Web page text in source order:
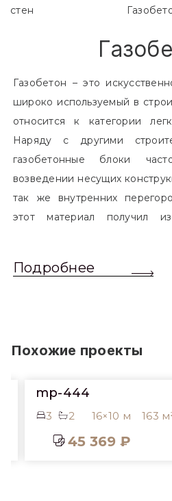
Газобетон – это
широко используемый в
относится к категории
Наряду с другими
газобетонные блоки часто используются при
возведении несущих
так же внутренних
этот материал получил
обычный одинарный кирпич.
Подробнее
Похожие проекты
mp-444
3 2 16×10 м 163
45 369 ₽